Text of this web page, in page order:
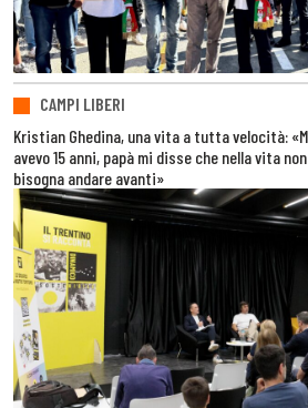
CAMPI LIBERI
Kristian Ghedina, una vita a tutta velocità:
avevo 15 anni, papà mi disse che nella vita
bisogna andare avanti»